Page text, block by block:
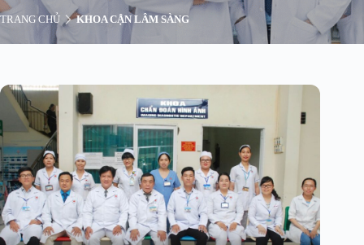
TRANG CHỦ KHOA CẬN LÂM SÀNG